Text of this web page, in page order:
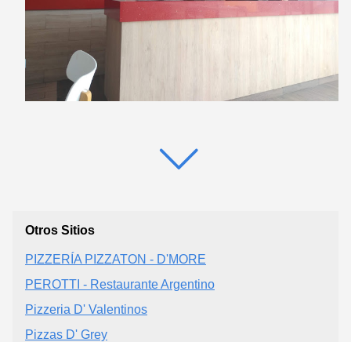
Otros Sitios
PIZZERÍA PIZZATON - D'MORE
PEROTTI - Restaurante Argentino
Pizzeria D' Valentinos
Pizzas D' Grey